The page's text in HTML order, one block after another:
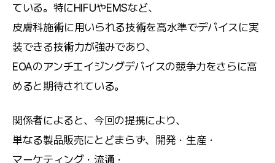
ている。特にHIFUやEMSなど、
皮膚科施術に用いられる技術を高水準でデバイスに実
装できる技術力が強みであり、
EOAのアンチエイジングデバイスの競争力をさらに高
めると期待されている。
関係者によると、今回の提携により、
単なる製品販売にとどまらず、開発・生産・
マーケティング・流通・